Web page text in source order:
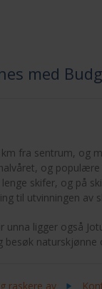
med
fra sentrum, og
og
skifer, og på
til utvinningen av
ligger også
besøk naturskjønne
raskere av